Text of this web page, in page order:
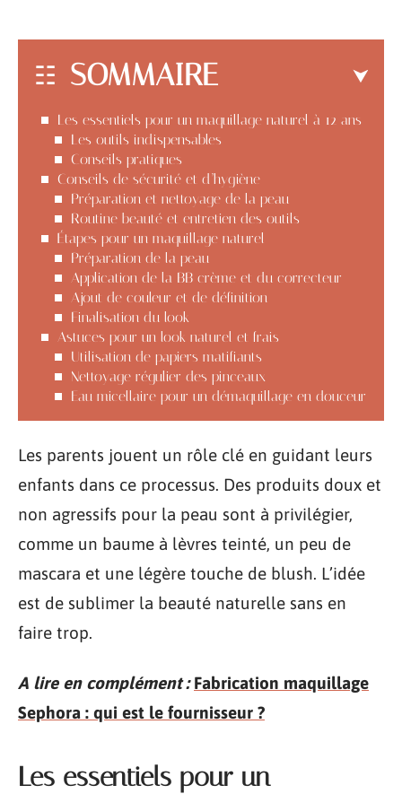
SOMMAIRE
Les essentiels pour un maquillage naturel à 12 ans
Les outils indispensables
Conseils pratiques
Conseils de sécurité et d’hygiène
Préparation et nettoyage de la peau
Routine beauté et entretien des outils
Étapes pour un maquillage naturel
Préparation de la peau
Application de la BB crème et du correcteur
Ajout de couleur et de définition
Finalisation du look
Astuces pour un look naturel et frais
Utilisation de papiers matifiants
Nettoyage régulier des pinceaux
Eau micellaire pour un démaquillage en douceur
Les parents jouent un rôle clé en guidant leurs
enfants dans ce processus. Des produits doux et
non agressifs pour la peau sont à privilégier,
comme un baume à lèvres teinté, un peu de
mascara et une légère touche de blush. L’idée
est de sublimer la beauté naturelle sans en
faire trop.
A lire en complément : Fabrication maquillage
Sephora : qui est le fournisseur ?
Les essentiels pour un